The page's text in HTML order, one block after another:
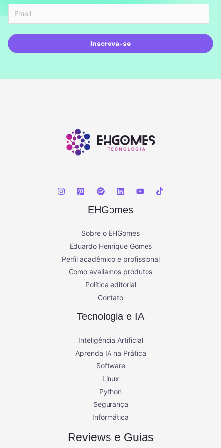
Inscreva-se
EHGomes
Sobre o EHGomes
Eduardo Henrique Gomes
Perfil acadêmico e profissional
Como avaliamos produtos
Política editorial
Contato
Tecnologia e IA
Inteligência Artificial
Aprenda IA na Prática
Software
Linux
Python
Segurança
Informática
Reviews e Guias